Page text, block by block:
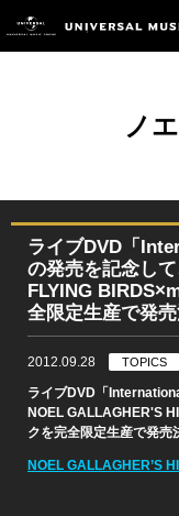
ノ
ライブDVD「
の発売を記念し
FLYING
全限定生産で発売
2012.09.28 TOPICS
ライブDVD「
NOEL GALLAGHER'S
クを完全限定生産で発売
NOEL GALLAGHER’S